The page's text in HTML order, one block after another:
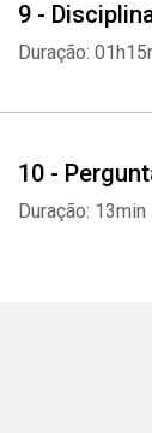
9 -
Duração:
10 -
Duração: 13min